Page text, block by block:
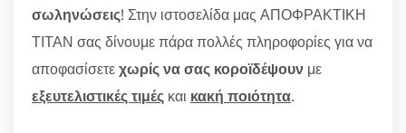
σωληνώσεις! Στην ιστοσελίδα μας ΑΠΟΦΡΑΚΤΙΚΗ
ΤΙΤΑΝ σας δίνουμε πάρα πολλές πληροφορίες για να
αποφασίσετεχωρίς να σας κοροϊδέψουν με
εξευτελιστικές τιμές και κακή ποιότητα.